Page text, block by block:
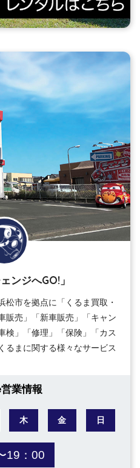
ンジへGO!」
松市を拠点に「くるま買取・
販売」「新車販売」「キャン
検」「修理」「保険」「カス
るまに関する様々なサービス
業情報
木 金 日
19：00